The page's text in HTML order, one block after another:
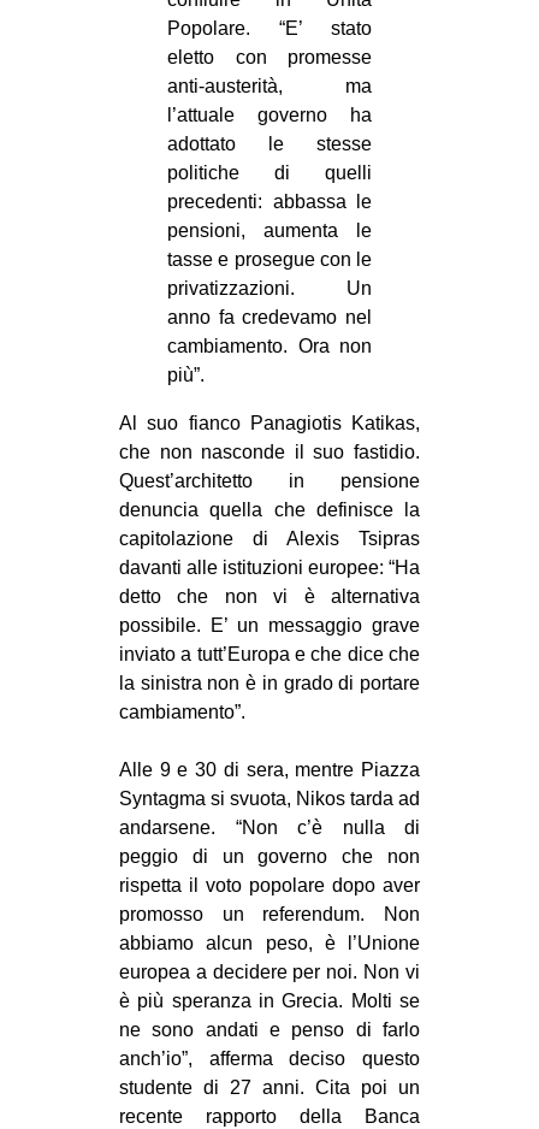
Popolare. “E’ stato
eletto con promesse
anti-austerità, ma
l’attuale governo ha
adottato le stesse
politiche di quelli
precedenti: abbassa le
pensioni, aumenta le
tasse e prosegue con le
privatizzazioni. Un
anno fa credevamo nel
cambiamento. Ora non
più”.
Al suo fianco Panagiotis Katikas,
che non nasconde il suo fastidio.
Quest’architetto in pensione
denuncia quella che definisce la
capitolazione di Alexis Tsipras
davanti alle istituzioni europee: “Ha
detto che non vi è alternativa
possibile. E’ un messaggio grave
inviato a tutt’Europa e che dice che
la sinistra non è in grado di portare
cambiamento”.
Alle 9 e 30 di sera, mentre Piazza
Syntagma si svuota, Nikos tarda ad
andarsene. “Non c’è nulla di
peggio di un governo che non
rispetta il voto popolare dopo aver
promosso un referendum. Non
abbiamo alcun peso, è l’Unione
europea a decidere per noi. Non vi
è più speranza in Grecia. Molti se
ne sono andati e penso di farlo
anch’io”, afferma deciso questo
studente di 27 anni. Cita poi un
recente rapporto della Banca